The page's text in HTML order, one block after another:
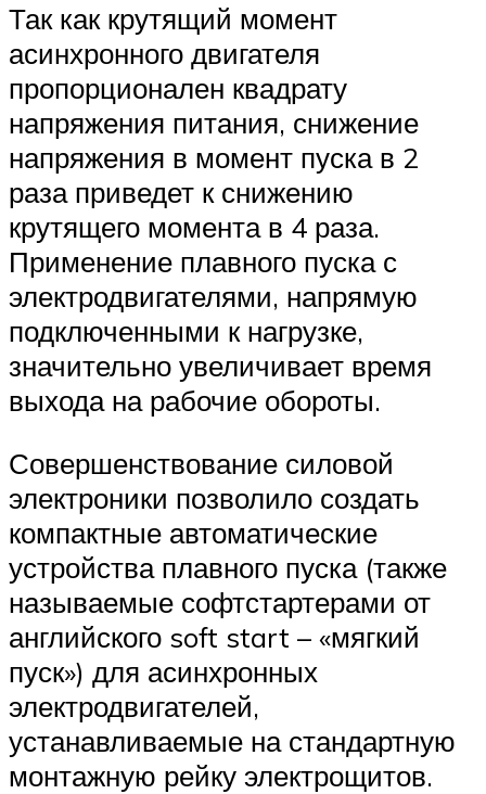
Так как крутящий момент
асинхронного двигателя
пропорционален квадрату
напряжения питания, снижение
напряжения в момент пуска в 2
раза приведет к снижению
крутящего момента в 4 раза.
Применение плавного пуска с
электродвигателями, напрямую
подключенными к нагрузке,
значительно увеличивает время
выхода на рабочие обороты.
Совершенствование силовой
электроники позволило создать
компактные автоматические
устройства плавного пуска (также
называемые софтстартерами от
английского soft start – «мягкий
пуск») для асинхронных
электродвигателей,
устанавливаемые на стандартную
монтажную рейку электрощитов.